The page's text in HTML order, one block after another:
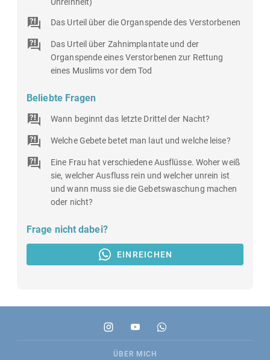
Das Urteil über die Organspende des Verstorbenen
Das Urteil über Zahnimplantate und der
Organspende eines Verstorbenen zur Rettung
eines Muslims vor dem Tod
Beliebte Fragen
Wann beginnt das letzte Drittel der Nacht?
Welche Gebete betet man laut und welche leise?
Eine Frau hat verschiedene Ausflüsse. Woher weiß
sie, welcher Ausfluss rein und welcher unrein ist
und wann muss sie die Gebetswaschung machen
oder nicht?
Frage nicht dabei?
EINREICHEN
ÜBER MICH